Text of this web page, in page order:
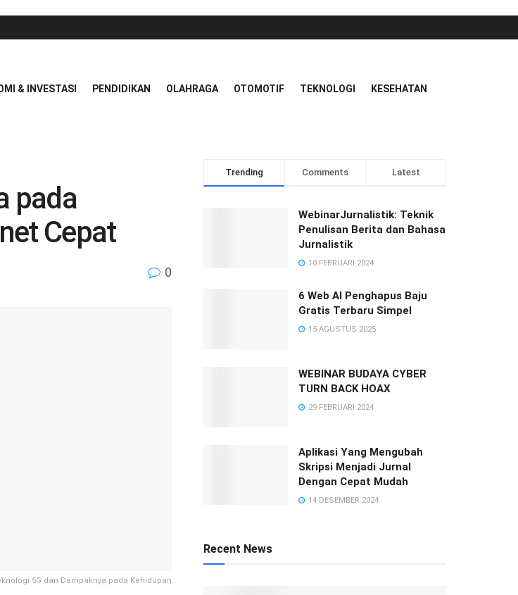
& INVESTASI PENDIDIKAN OLAHRAGA OTOMOTIF TEKNOLOGI KESEHATAN
pada
Cepat
0
5G dan Dampaknya pada Kehidupan
Trending Comments Latest
WebinarJurnalistik: Teknik
Penulisan Berita dan Bahasa
Jurnalistik
10 FEBRUARI 2024
6 Web AI Penghapus Baju
Gratis Terbaru Simpel
15 AGUSTUS 2025
WEBINAR BUDAYA CYBER
TURN BACK HOAX
29 FEBRUARI 2024
Aplikasi Yang Mengubah
Skripsi Menjadi Jurnal
Dengan Cepat Mudah
14 DESEMBER 2024
Recent News